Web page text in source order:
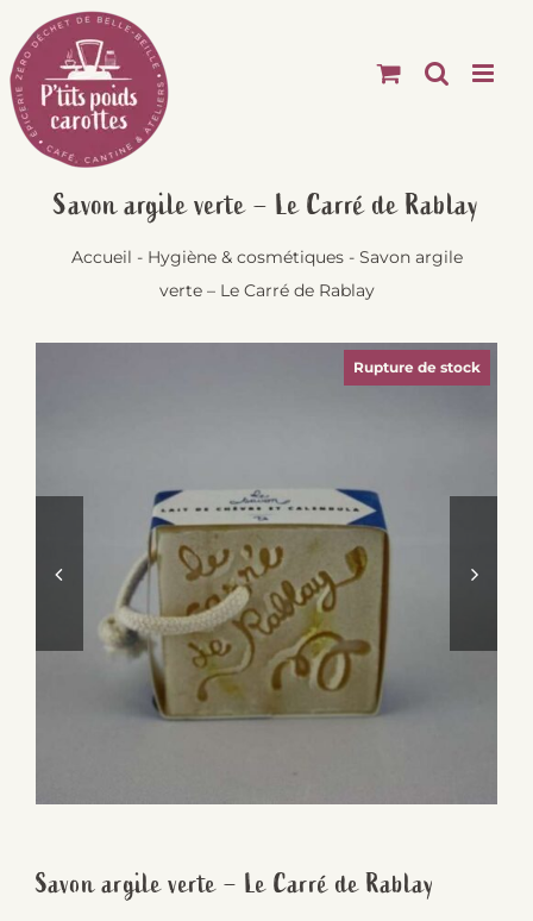
Passer
au
contenu
Savon argile verte – Le Carré de Rablay
Accueil - Hygiène & cosmétiques- Savon argile
verte – Le Carré de Rablay
Savon argile verte – Le Carré de Rablay
Rupture de stock